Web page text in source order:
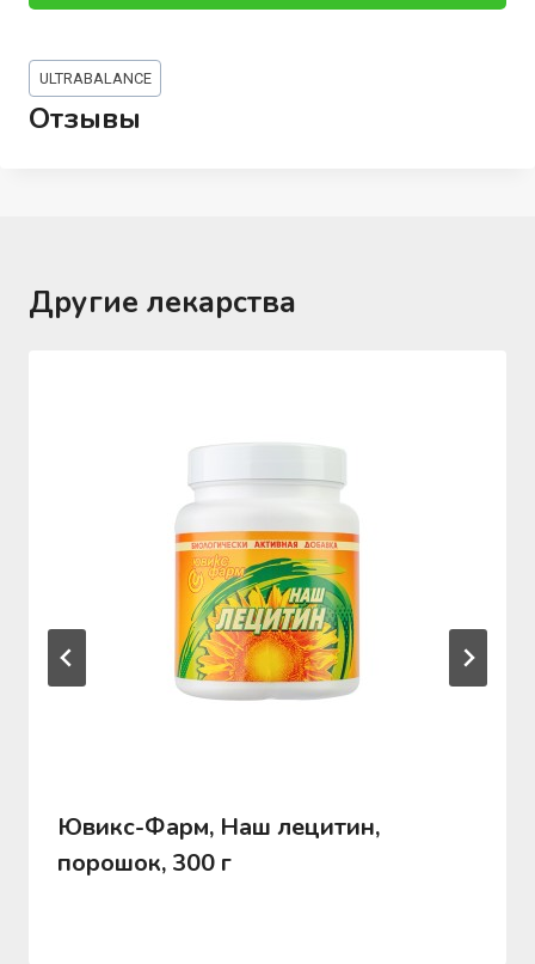
Метки
записи:
ULTRABALANCE
Отзывы
Другие лекарства
Ювикс-Фарм, Наш лецитин,
порошок, 300 г